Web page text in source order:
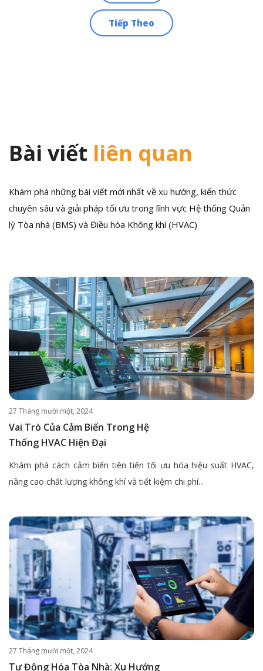
Tiếp Theo
Bài viết liên quan
Khám phá những bài viết mới nhất về xu hướng, kiến thức
chuyên sâu và giải pháp tối ưu trong lĩnh vực Hệ thống Quản
lý Tòa nhà (BMS) và Điều hòa Không khí (HVAC)
27 Tháng mười một, 2024
Vai Trò Của Cảm Biến Trong Hệ
Thống HVAC Hiện Đại
Khám phá cách cảm biến tiên tiến tối ưu hóa hiệu suất HVAC,
nâng cao chất lượng không khí và tiết kiệm chi phí...
27 Tháng mười một, 2024
Tự Động Hóa Tòa Nhà: Xu Hướng